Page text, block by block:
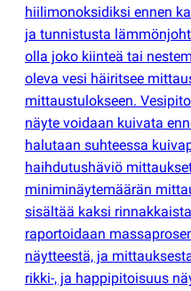
hiilimonoksidiksi ennen
ja tunnistusta
olla joko kiinteä tai
oleva vesi häiritsee
mittaustulokseen.
näyte voidaan kuivata
halutaan suhteessa
haihdutushäviö
miniminäytemäärän
sisältää kaksi
raportoidaan
näytteestä, ja
rikki-, ja happipitoisuus